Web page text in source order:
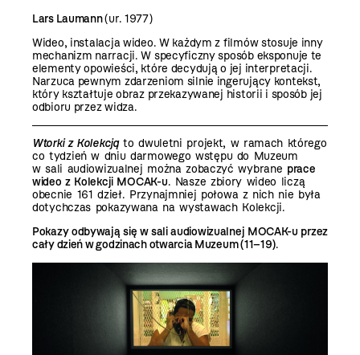
Lars Laumann(ur. 1977)
Wideo, instalacja wideo. W każdym z filmów stosuje inny
mechanizm narracji. W specyficzny sposób eksponuje te
elementy opowieści, które decydują o jej interpretacji.
Narzuca pewnym zdarzeniom silnie ingerujący kontekst,
który kształtuje obraz przekazywanej historii i sposób jej
odbioru przez widza.
Wtorki z Kolekcjąto dwuletni projekt, w ramach którego
co tydzień w dniu darmowego wstępu do Muzeum
w sali audiowizualnej można zobaczyć wybrane prace
wideo z Kolekcji MOCAK-u. Nasze zbiory wideo liczą
obecnie 161 dzieł. Przynajmniej połowa z nich nie była
dotychczas pokazywana na wystawach Kolekcji.
Pokazy odbywają się w sali audiowizualnej MOCAK-u przez
cały dzień w godzinach otwarcia Muzeum (11–19).